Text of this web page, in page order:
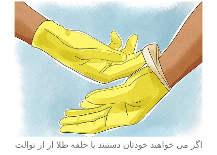
اگر می خواهید خودتان دستبند یا حلقه طلا از از توالت